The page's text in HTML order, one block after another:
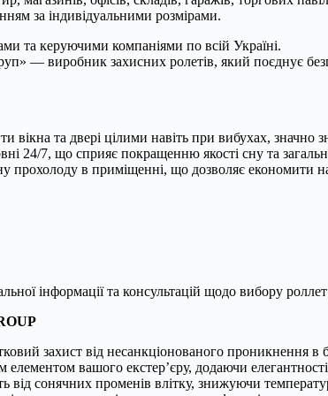
за індивідуальними розмірами.
та керуючими компаніями по всій Україні.
— виробник захисних ролетів, який поєднує
вікна та двері цілими навіть при вибухах,
24/7, що сприяє покращенню якості сну та
прохолоду в приміщенні, що дозволяє економити
інформації та консультацій щодо вибору
захист від несанкціонованого проникнення в
вашого екстер’єру, додаючи елегантності
сонячних променів влітку, знижуючи